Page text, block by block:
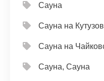
Сауна
Сауна на
Сауна на
Сауна, Сауна